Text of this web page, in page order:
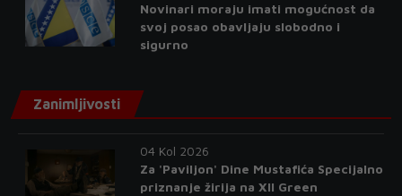
Novinari moraju imati mogućnost da
svoj posao obavljaju slobodno i
sigurno
Zanimljivosti
04 Kol 2026
Za 'Paviljon' Dine Mustafića Specijalno
priznanje žirija na XII Green